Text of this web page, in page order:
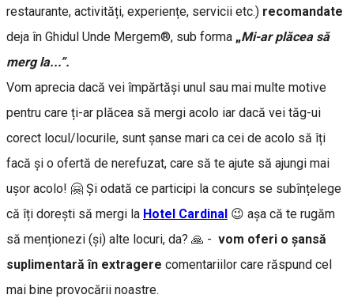
restaurante, activități, experiențe, servicii etc.) recomandate
deja în Ghidul Unde Mergem®, sub forma „Mi-ar plăcea să
merg la...”.
Vom aprecia dacă vei împărtăși unul sau mai multe motive
pentru care ți-ar plăcea să mergi acolo iar dacă vei tăg-ui
corect locul/locurile, sunt șanse mari ca cei de acolo să îți
facă și o ofertă de nerefuzat, care să te ajute să ajungi mai
ușor acolo! 🤗 Și odată ce participi la concurs se subînțelege
că îți dorești să mergi la Hotel Cardinal 😉 așa că te rugăm
să menționezi (și) alte locuri, da? 🙏 - vom oferi o șansă
suplimentară în extragere comentariilor care răspund cel
mai bine provocării noastre.